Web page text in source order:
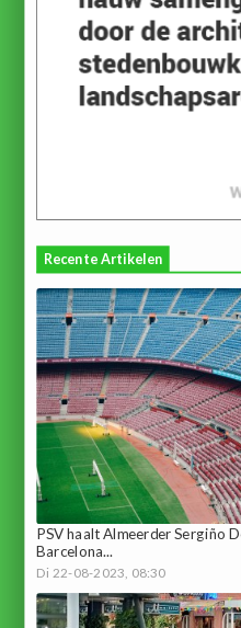
Recente Artikelen
PSV haalt Almeerder Sergiño
Barcelona...
Di 22-08-2023, 08:30